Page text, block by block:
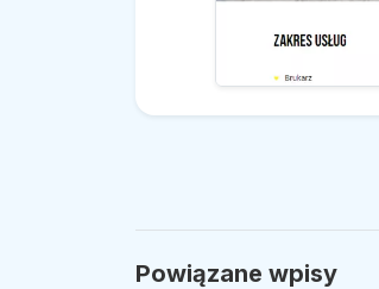
Powiązane wpisy